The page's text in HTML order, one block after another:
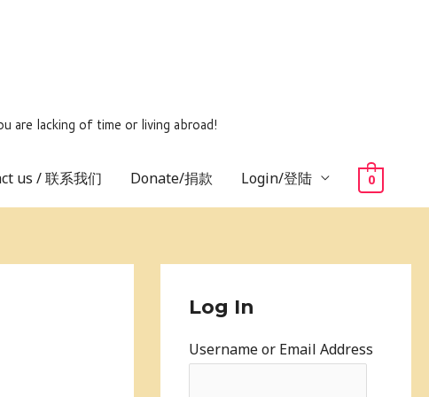
are lacking of time or living abroad!
us / 联系我们 Donate/捐款 Login/登陆 0
Log In
Username or Email Address